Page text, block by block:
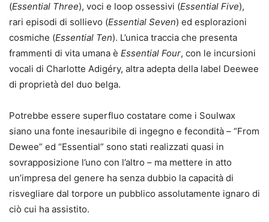
(Essential Three), voci e loop ossessivi (Essential Five),
rari episodi di sollievo (Essential Seven) ed esplorazioni
cosmiche (Essential Ten). L’unica traccia che presenta
frammenti di vita umana è Essential Four, con le incursioni
vocali di Charlotte Adigéry, altra adepta della label Deewee
di proprietà del duo belga.
Potrebbe essere superfluo costatare come i Soulwax
siano una fonte inesauribile di ingegno e fecondità – “From
Dewee” ed “Essential” sono stati realizzati quasi in
sovrapposizione l’uno con l’altro – ma mettere in atto
un’impresa del genere ha senza dubbio la capacità di
risvegliare dal torpore un pubblico assolutamente ignaro di
ciò cui ha assistito.